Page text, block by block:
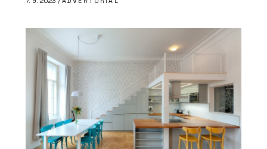
PRODUKTY
Suché podlahy RigiStabil - Rigips